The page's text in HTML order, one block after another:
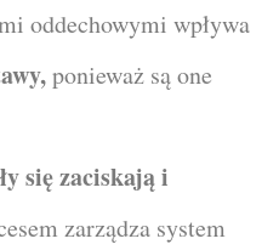
oddechowymi wpływa
ponieważ są one
się zaciskają i
zarządza system